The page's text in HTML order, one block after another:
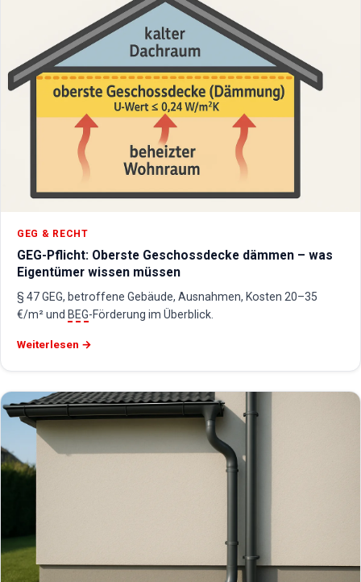
GEG & RECHT
GEG-Pflicht: Oberste Geschossdecke dämmen – was
Eigentümer wissen müssen
§ 47 GEG, betroffene Gebäude, Ausnahmen, Kosten 20–35
€/m² und BEG-Förderung im Überblick.
Weiterlesen →